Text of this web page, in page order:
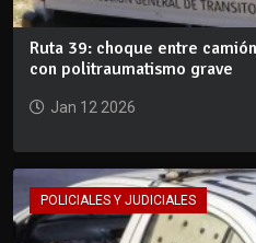
Ruta 39: choque entre
con politraumatismo grave
Jan 12 2026
POLICIALES Y JUDICIALES